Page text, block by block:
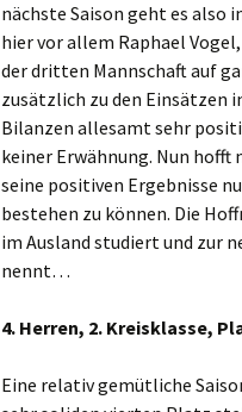
nächste Saison geht es also
hier vor allem Raphael
der dritten Mannschaft auf
zusätzlich zu den Einsätzen
Bilanzen allesamt sehr
keiner Erwähnung. Nun hofft
seine positiven Ergebnisse
bestehen zu können. Die
im Ausland studiert und zur
nennt…
4. Herren, 2. Kreisklasse,
Eine relativ gemütliche